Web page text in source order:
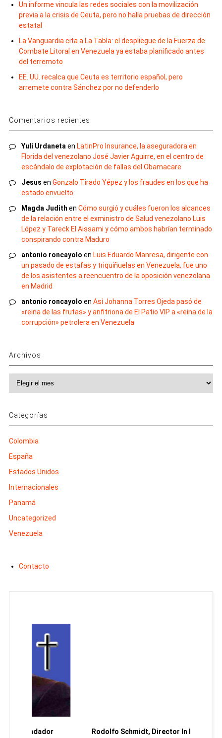
Un informe vincula las redes sociales con la movilización
previa a la crisis de Ceuta, pero no halla pruebas de dirección
estatal
La Vanguardia cita a La Tabla: el despliegue de la Fuerza de
Combate Litoral en Venezuela ya estaba planificado antes
del terremoto
EE. UU. recalca que Ceuta es territorio español, pero
arremete contra Sánchez por no defenderlo
Comentarios recientes
Yuli Urdanetaen LatinPro Insurance, la aseguradora en
Florida del venezolano José Javier Aguirre, en el centro de
escándalo de explotación de fallas del Obamacare
Jesus en Gonzalo Tirado Yépez y los fraudes en los que ha
estado envuelto
Magda Judith en Cómo surgió y cuáles fueron los alcances
de la relación entre el exministro de Salud venezolano Luis
López y Tareck El Aissami y cómo ambos habrían terminado
conspirando contra Maduro
antonio roncayolo en Luis Eduardo Manresa, dirigente con
un pasado de estafas y triquiñuelas en Venezuela, fue uno
de los asistentes a reencuentro de la oposición venezolana
en Madrid
antonio roncayolo en Así Johanna Torres Ojeda pasó de
«reina de las frutas» y anfitriona de El Patio VIP a «reina de la
corrupción» petrolera en Venezuela
Archivos
Archivos
Categorías
Colombia
España
Estados Unidos
Internacionales
Panamá
Uncategorized
Venezuela
Contacto
Rodolfo Schmidt, Director In Memoriam